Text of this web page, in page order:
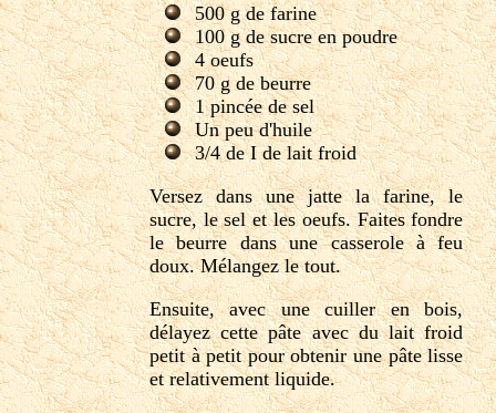
500 g de farine
100 g de sucre en poudre
4 oeufs
70 g de beurre
1 pincée de sel
Un peu d'huile
3/4 de I de lait froid
Versez dans une jatte la farine, le
sucre, le sel et les oeufs. Faites fondre
le beurre dans une casserole à feu
doux. Mélangez le tout.
Ensuite, avec une cuiller en bois,
délayez cette pâte avec du lait froid
petit à petit pour obtenir une pâte lisse
et relativement liquide.